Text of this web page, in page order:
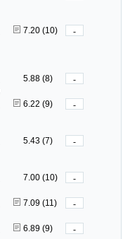
7.20 (10)
-
5.88 (8)
-
6.22 (9)
-
5.43 (7)
-
7.00 (10)
-
7.09 (11)
-
6.89 (9)
-